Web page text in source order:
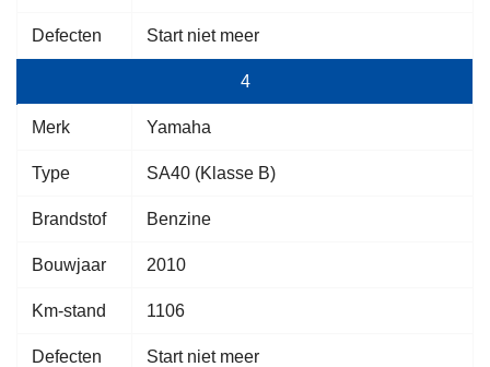
Defecten Start niet meer
4
Merk Yamaha
Type SA40 (Klasse B)
Brandstof Benzine
Bouwjaar 2010
Km-stand 1106
Defecten Start niet meer